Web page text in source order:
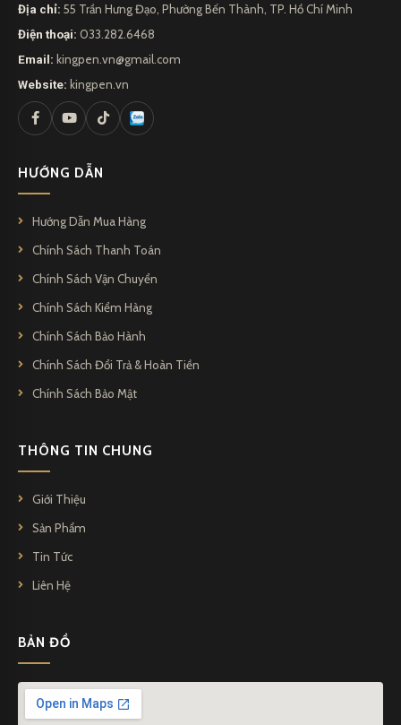
Địa chỉ: 55 Trần Hưng Đạo, Phường Bến Thành, TP. Hồ Chí Minh
Điện thoại: 033.282.6468
Email: kingpen.vn@gmail.com
Website: kingpen.vn
HƯỚNG DẪN
Hướng Dẫn Mua Hàng
Chính Sách Thanh Toán
Chính Sách Vận Chuyển
Chính Sách Kiểm Hàng
Chính Sách Bảo Hành
Chính Sách Đổi Trả & Hoàn Tiền
Chính Sách Bảo Mật
THÔNG TIN CHUNG
Giới Thiệu
Sản Phẩm
Tin Tức
Liên Hệ
BẢN ĐỒ